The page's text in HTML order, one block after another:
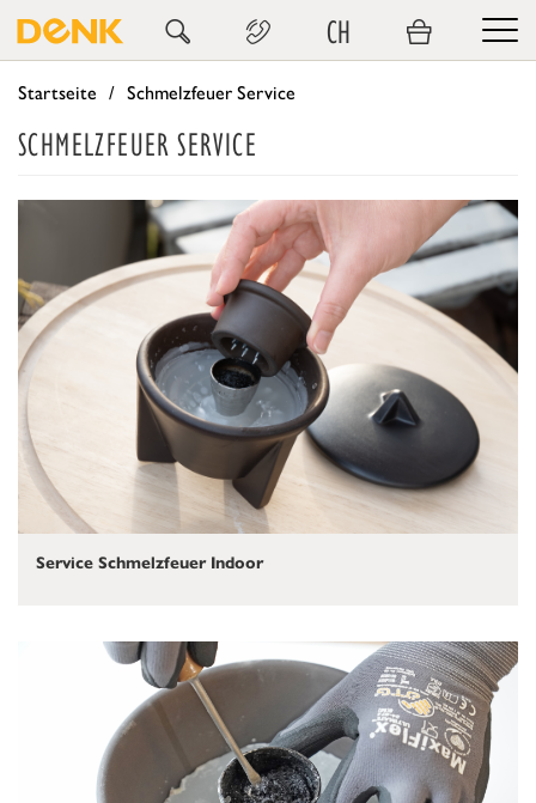
CH
Startseite Schmelzfeuer Service
SCHMELZFEUER SERVICE
Service Schmelzfeuer Indoor